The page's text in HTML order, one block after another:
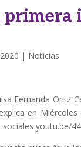
primera
| Noticias
Fernanda Ortiz
en
youtu.be/